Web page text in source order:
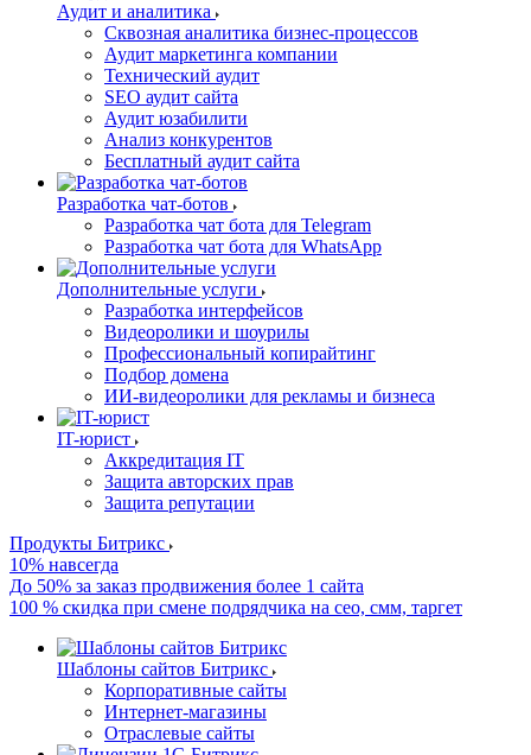
Аудит и аналитика
Сквозная аналитика бизнес-процессов
Аудит маркетинга компании
Технический аудит
SEO аудит сайта
Аудит юзабилити
Анализ конкурентов
Бесплатный аудит сайта
Разработка чат-ботов
Разработка чат бота для Telegram
Разработка чат бота для WhatsApp
Дополнительные услуги
Разработка интерфейсов
Видеоролики и шоурилы
Профессиональный копирайтинг
Подбор домена
ИИ-видеоролики для рекламы и бизнеса
IT-юрист
Аккредитация IT
Защита авторских прав
Защита репутации
Продукты Битрикс
10% навсегда
До 50% за заказ продвижения более 1 сайта
100 % скидка при смене подрядчика на сео, смм, таргет
Шаблоны сайтов Битрикс
Корпоративные сайты
Интернет-магазины
Отраслевые сайты